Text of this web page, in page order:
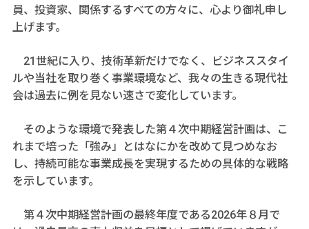
員、投資家、関係するすべての方々に、心より御礼申し
上げます。
21世紀に入り、技術革新だけでなく、ビジネススタイ
ルや当社を取り巻く事業環境など、我々の生きる現代社
会は過去に例を見ない速さで変化しています。
そのような環境で発表した第４次中期経営計画は、こ
れまで培った「強み」とはなにかを改めて見つめなお
し、持続可能な事業成長を実現するための具体的な戦略
を示しています。
第４次中期経営計画の最終年度である2026年８月で